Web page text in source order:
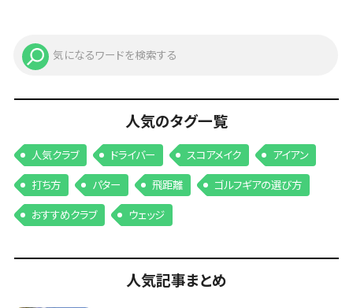
人気のタグ一覧
人気クラブ ドライバー スコアメイク アイアン
打ち方 パター 飛距離 ゴルフギアの選び方
おすすめクラブ ウェッジ
人気記事まとめ